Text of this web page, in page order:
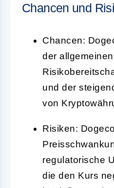
Chancen und
Chancen:
der allgemeinen
und der
von
Risiken:
regulatorische
die den Kurs